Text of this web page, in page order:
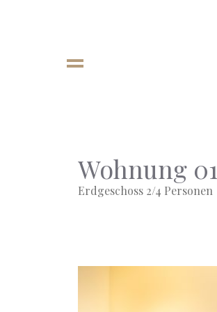
Wohnung 01
Erdgeschoss 2/4 Personen